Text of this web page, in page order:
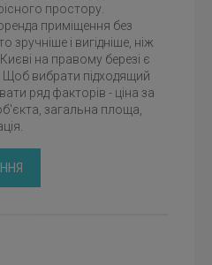
простору.
приміщення без
зручніше і вигідніше, ніж
на правому березі є
Щоб вибрати підходящий
ряд факторів - ціна за
загальна площа,